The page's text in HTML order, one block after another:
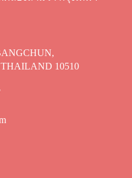
10510